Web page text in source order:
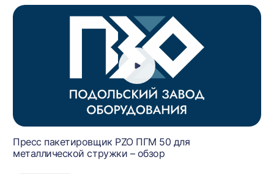
Пресс пакетировщик PZO ПГМ 50 для
металлической стружки – обзор